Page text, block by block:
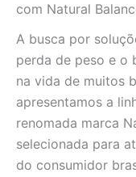
com Natural
A busca por
perda de peso e o
na vida de muitos
apresentamos a
renomada marca
selecionada para
do consumidor